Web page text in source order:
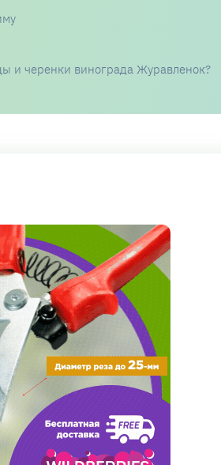
и черенки винограда Журавленок?